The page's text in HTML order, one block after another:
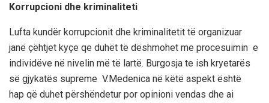
Korrupcioni dhe kriminaliteti
Lufta kundër korrupcionit dhe kriminalitetit të organizuar
janë çëhtjet kyçe qe duhët të dëshmohet me procesuimin e
individëve në nivelin më të lartë. Burgosja te ish kryetarës
së gjykatës supreme V.Medenica në këtë aspekt është
hap që duhet përshëndetur por opinioni vendas dhe ai